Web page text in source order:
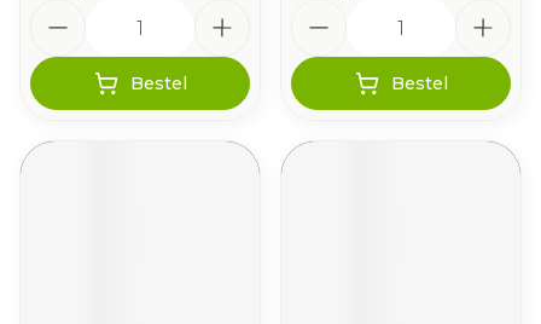
Bestel Bestel